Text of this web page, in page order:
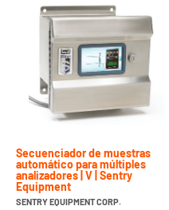
Secuenciador de muestras
automático para múltiples
analizadores | V | Sentry
Equipment
SENTRY EQUIPMENT CORP.